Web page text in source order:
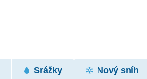
Srážky Nový sníh